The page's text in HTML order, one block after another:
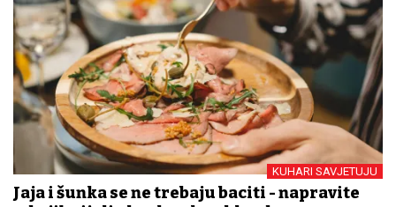
KUHARI SAVJETUJU
Jaja i šunka se ne trebaju baciti - napravite